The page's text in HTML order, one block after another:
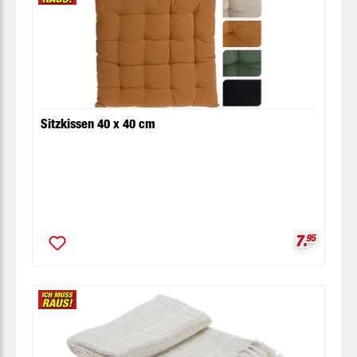
Sitzkissen 40 x 40 cm
7.95